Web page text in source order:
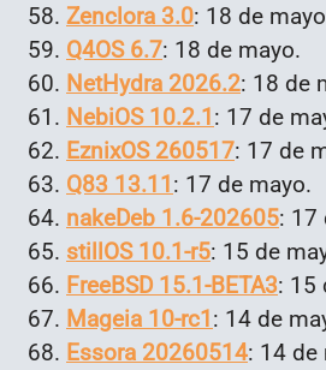
Zenclora 3.0: 18 de
Q4OS 6.7: 18 de mayo.
NetHydra 2026.2: 18 de
NebiOS 10.2.1 : 17 de
EznixOS 260517: 17 de
Q83 13.11 : 17 de mayo.
nakeDeb 1.6-202605: 17
stillOS 10.1-r5: 15 de
FreeBSD 15.1-BETA3: 15
Mageia 10-rc1 : 14 de
Essora 20260514: 14 de